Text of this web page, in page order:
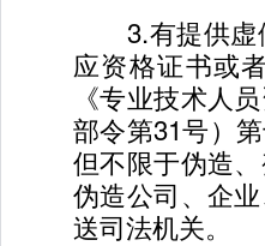
3.有提供虚
应资格证书或
《专业技术人
部令第31号）
但不限于伪造
伪造公司、企
送司法机关。